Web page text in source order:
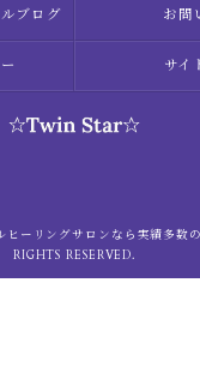
ブログ お問
サイ
ヒーリングサロンなら実績多
RIGHTS RESERVED.